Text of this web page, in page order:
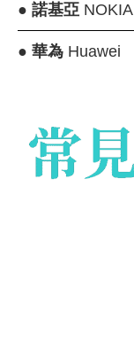
● 諾基亞NOKIA
● 華為Huawei